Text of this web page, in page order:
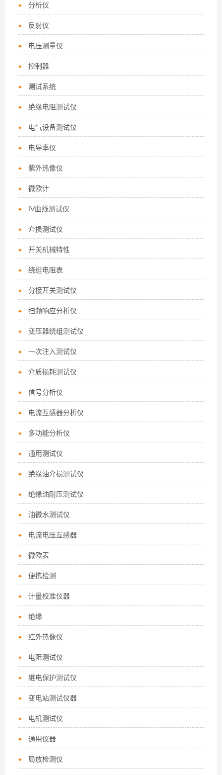
分析仪
反射仪
电压测量仪
控制器
测试系统
绝缘电阻测试仪
电气设备测试仪
电导率仪
紫外热像仪
微欧计
IV曲线测试仪
介损测试仪
开关机械特性
绕组电阻表
分接开关测试仪
扫频响应分析仪
变压器绕组测试仪
一次注入测试仪
介质损耗测试仪
信号分析仪
电流互感器分析仪
多功能分析仪
通用测试仪
绝缘油介损测试仪
绝缘油耐压测试仪
油微水测试仪
电流电压互感器
微欧表
便携检测
计量校准仪器
绝缘
红外热像仪
电阻测试仪
继电保护测试仪
变电站测试仪器
电机测试仪
通用仪器
局放检测仪